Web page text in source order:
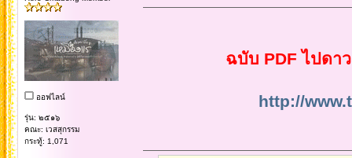
ออฟไลน์
รุ่น: ๒๕๑๖
คณะ: เวสสุกรรม
กระทู้: 1,071
ฉบับ PDF ไปดา
http://